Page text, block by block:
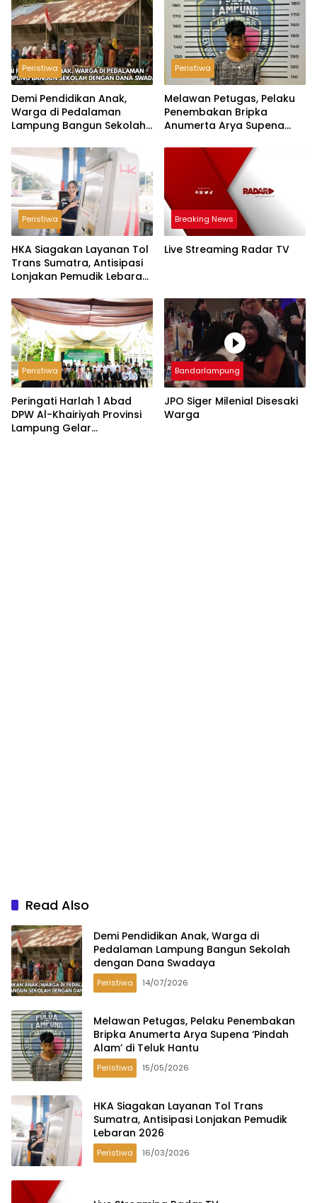
Peristiwa
Demi Pendidikan Anak,
Warga di Pedalaman
Lampung Bangun Sekolah
Peristiwa
Melawan Petugas, Pelaku
Penembakan Bripka
Anumerta Arya Supena
Hantu
Peristiwa
HKA Siagakan Layanan Tol
Trans Sumatra, Antisipasi
Lonjakan Pemudik Lebaran
Breaking News
Live Streaming Radar TV
Peristiwa
Peringati Harlah 1 Abad
DPW Al-Khairiyah Provinsi
Lampung Gelar
Bandarlampung
JPO Siger Milenial Disesaki
Warga
Read Also
Demi Pendidikan Anak, Warga di
Pedalaman Lampung Bangun Sekolah
dengan Dana Swadaya
Peristiwa 14/07/2026
Melawan Petugas, Pelaku Penembakan
Bripka Anumerta Arya Supena ‘Pindah
Alam’ di Teluk Hantu
Peristiwa 15/05/2026
HKA Siagakan Layanan Tol Trans
Sumatra, Antisipasi Lonjakan Pemudik
Lebaran 2026
Peristiwa 16/03/2026